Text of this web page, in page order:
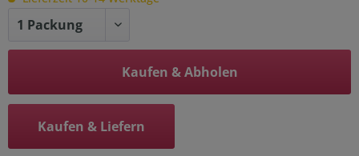
Kaufen & Abholen
Kaufen & Liefern